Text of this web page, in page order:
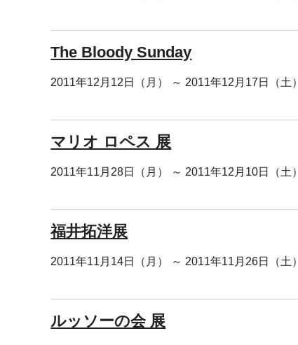
The Bloody Sunday
2011年12月12日（月） ～ 2011年12月17日（土）
マリオ ロペス 展
2011年11月28日（月） ～ 2011年12月10日（土）
福井拓洋展
2011年11月14日（月） ～ 2011年11月26日（土）
ルッソーの会 展